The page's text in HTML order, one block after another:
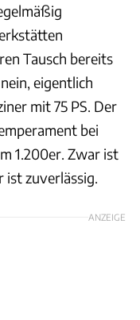
Tausch bereits
eigentlich
mit 75 PS. Der
bei
1.200er. Zwar ist
ist zuverlässig.
ANZEIGE